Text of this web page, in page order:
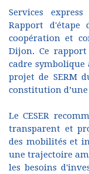
Services
Rapport d'étape
coopération et
Dijon. Ce
cadre
projet de SERM
constitution
Le CESER
transparent et
des mobilités et
une trajectoire
les besoins